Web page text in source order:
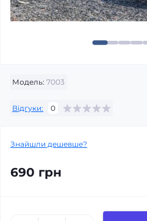
Модель: 7003
Відгуки: 0
Знайшли дешевше?
690 грн